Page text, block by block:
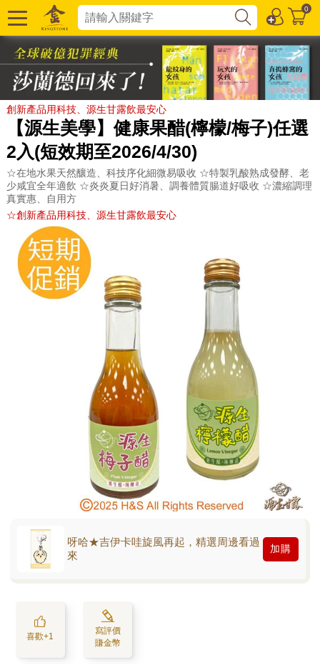
0
創新產品用科技、源生甘露飲最安心
【源生美學】健康果醋(檸檬/梅子)任選
2入(短效期至2026/4/30)
☆在地水果天然釀造、科技序化細微易吸收 ☆特製乳酸熟成發酵、老
少咸宜全年適飲 ☆炎炎夏日好消暑、調養體質腸道好吸收 ☆濃縮調理
真實惠、自用方
☆創新產品用科技、源生甘露飲最安心
呀哈★吉伊卡哇旋風再起，精選周邊看過
來
加購
喜歡+1
寫評價
賺金幣